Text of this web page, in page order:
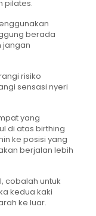
pilates.
berada
jangan
risiko
sensasi nyeri
yang
di atas birthing
ke posisi yang
berjalan lebih
cobalah untuk
kedua kaki
ke luar.